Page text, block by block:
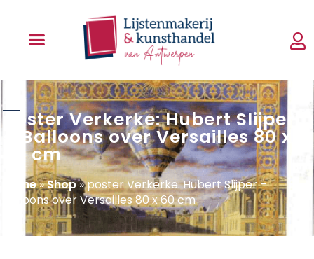
poster Verkerke: Hubert Slijper
– Balloons over Versailles 80 x
60 cm
Home»Shop»poster Verkerke: Hubert Slijper –
Balloons over Versailles 80 x 60 cm